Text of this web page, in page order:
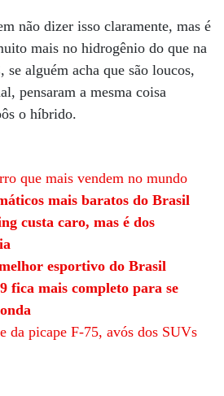
não dizer isso claramente, mas é
mais no hidrogênio do que na
se alguém acha que são loucos,
pensaram a mesma coisa
o híbrido.
que mais vendem no mundo
mais baratos do Brasil
custa caro, mas é dos
esportivo do Brasil
fica mais completo para se
da picape F-75, avós dos SUVs